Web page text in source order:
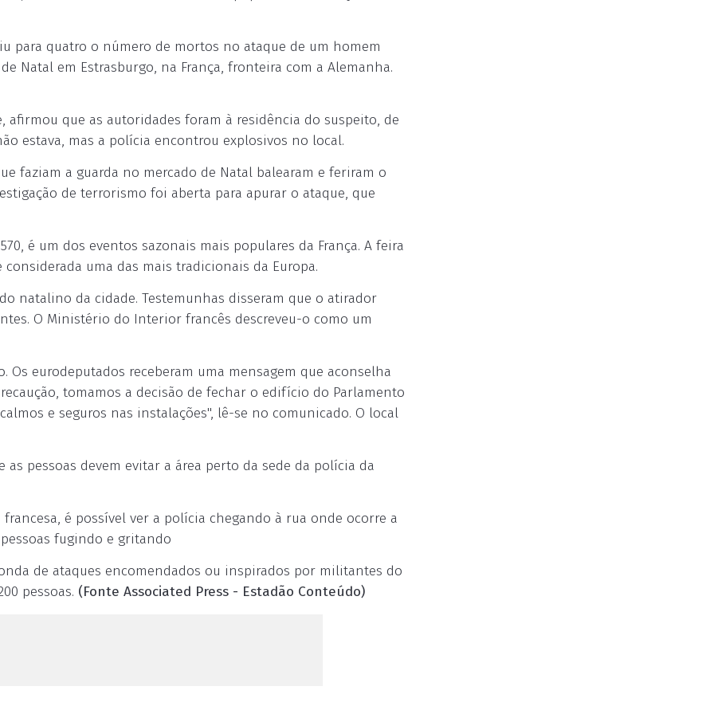
para quatro o número de mortos no ataque de um homem
Natal em Estrasburgo, na França, fronteira com a Alemanha.
que as autoridades foram à residência do suspeito, de
estava, mas a polícia encontrou explosivos no local.
faziam a guarda no mercado de Natal balearam e feriram o
de terrorismo foi aberta para apurar o ataque, que
é um dos eventos sazonais mais populares da França. A feira
uma das mais tradicionais da Europa.
natalino da cidade. Testemunhas disseram que o atirador
O Ministério do Interior francês descreveu-o como um
Os eurodeputados receberam uma mensagem que aconselha
tomamos a decisão de fechar o edifício do Parlamento
e seguros nas instalações", lê-se no comunicado. O local
pessoas devem evitar a área perto da sede da polícia da
é possível ver a polícia chegando à rua onde ocorre a
fugindo e gritando
de ataques encomendados ou inspirados por militantes do
pessoas. (Fonte Associated Press - Estadão Conteúdo)